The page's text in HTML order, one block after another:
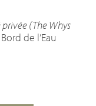
(The Whys
de l’Eau